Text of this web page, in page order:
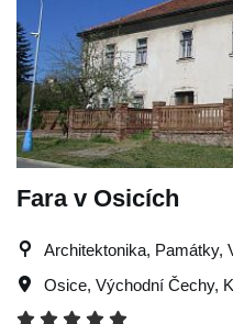
Fara v Osicích
Architektonika, Památky,
Osice, Východní Čechy,